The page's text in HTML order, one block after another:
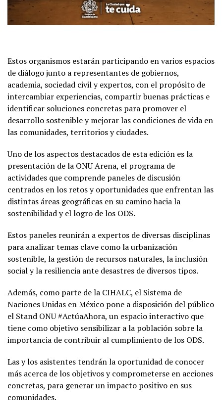
Estos organismos estarán participando en varios espacios
de diálogo junto a representantes de gobiernos,
academia, sociedad civil y expertos, con el propósito de
intercambiar experiencias, compartir buenas prácticas e
identificar soluciones concretas para promover el
desarrollo sostenible y mejorar las condiciones de vida en
las comunidades, territorios y ciudades.
Uno de los aspectos destacados de esta edición es la
presentación de la ONU Arena, el programa de
actividades que comprende paneles de discusión
centrados en los retos y oportunidades que enfrentan las
distintas áreas geográficas en su camino hacia la
sostenibilidad y el logro de los ODS.
Estos paneles reunirán a expertos de diversas disciplinas
para analizar temas clave como la urbanización
sostenible, la gestión de recursos naturales, la inclusión
social y la resiliencia ante desastres de diversos tipos.
Además, como parte de la CIHALC, el Sistema de
Naciones Unidas en México pone a disposición del público
el Stand ONU #ActúaAhora, un espacio interactivo que
tiene como objetivo sensibilizar a la población sobre la
importancia de contribuir al cumplimiento de los ODS.
Las y los asistentes tendrán la oportunidad de conocer
más acerca de los objetivos y comprometerse en acciones
concretas, para generar un impacto positivo en sus
comunidades.